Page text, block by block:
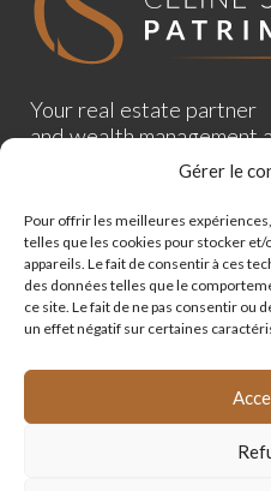
Gérer le
Pour offrir les meilleures
telles que les cookies pour stocker
appareils. Le fait de consentir à ces
des données telles que le
ce site. Le fait de ne pas consentir ou
un effet négatif sur certaines
Your real estate partner
and wealth management
Acheter
Vendre
Mandat de recherche
Contact
Legal Notice